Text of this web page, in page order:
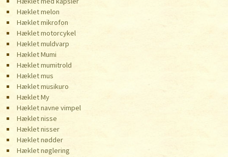
Hæklet melon
Hæklet mikrofon
Hæklet motorcykel
Hæklet muldvarp
Hæklet Mumi
Hæklet mumitrold
Hæklet mus
Hæklet musikuro
Hæklet My
Hæklet navne vimpel
Hæklet nisse
Hæklet nisser
Hæklet nødder
Hæklet nøglering